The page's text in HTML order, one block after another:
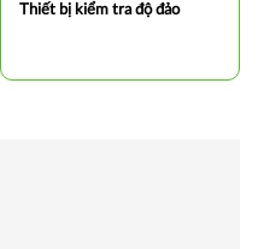
Thiết bị kiểm tra độ đảo